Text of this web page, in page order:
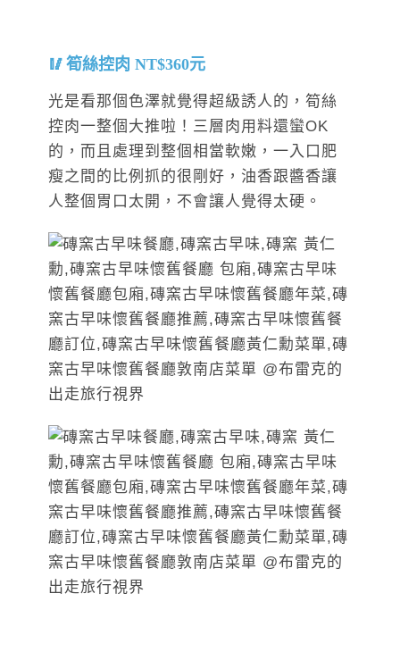
筍絲控肉 NT$360元
光是看那個色澤就覺得超級誘人的，筍絲
控肉一整個大推啦！三層肉用料還蠻OK
的，而且處理到整個相當軟嫩，一入口肥
瘦之間的比例抓的很剛好，油香跟醬香讓
人整個胃口太開，不會讓人覺得太硬。